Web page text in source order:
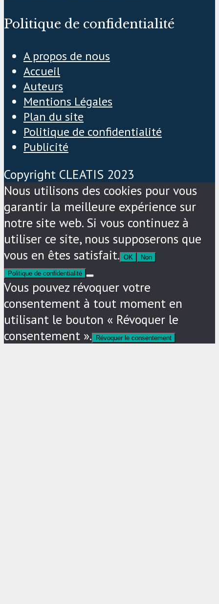
Politique de confidentialité
A propos de nous
Accueil
Auteurs
Mentions Légales
Plan du site
Politique de confidentialité
Publicité
Copyright CLEATIS 2023
Nous utilisons des cookies pour vous
garantir la meilleure expérience sur
notre site web. Si vous continuez à
utiliser ce site, nous supposerons que
vous en êtes satisfait. OK Non
Politique de confidentialité
Vous pouvez révoquer votre
consentement à tout moment en
utilisant le bouton « Révoquer le
consentement ».
Révoquer le consentement